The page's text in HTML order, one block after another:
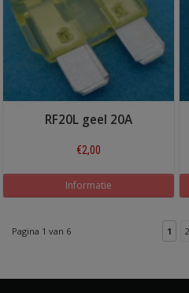
RF20L geel 20A
€2,00
Informatie
Pagina 1 van 6 1 2